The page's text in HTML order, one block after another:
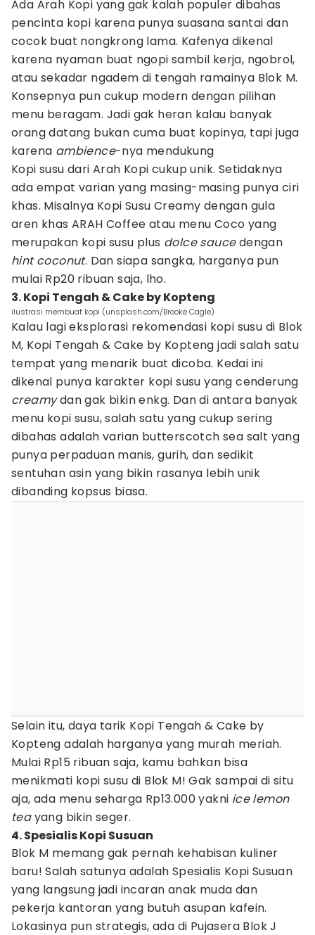
Ada Arah Kopi yang gak kalah populer dibahas
pencinta kopi karena punya suasana santai dan
cocok buat nongkrong lama. Kafenya dikenal
karena nyaman buat ngopi sambil kerja, ngobrol,
atau sekadar ngadem di tengah ramainya Blok M.
Konsepnya pun cukup modern dengan pilihan
menu beragam. Jadi gak heran kalau banyak
orang datang bukan cuma buat kopinya, tapi juga
karena ambience-nya mendukung
Kopi susu dari Arah Kopi cukup unik. Setidaknya
ada empat varian yang masing-masing punya ciri
khas. Misalnya Kopi Susu Creamy dengan gula
aren khas ARAH Coffee atau menu Coco yang
merupakan kopi susu plus dolce saucedengan
hint coconut. Dan siapa sangka, harganya pun
mulai Rp20 ribuan saja, lho.
3. Kopi Tengah & Cake by Kopteng
ilustrasi membuat kopi (unsplash.com/Brooke Cagle)
Kalau lagi eksplorasi rekomendasi kopi susu di Blok
M, Kopi Tengah & Cake by Kopteng jadi salah satu
tempat yang menarik buat dicoba. Kedai ini
dikenal punya karakter kopi susu yang cenderung
creamydan gak bikin enkg. Dan di antara banyak
menu kopi susu, salah satu yang cukup sering
dibahas adalah varian butterscotch sea salt yang
punya perpaduan manis, gurih, dan sedikit
sentuhan asin yang bikin rasanya lebih unik
dibanding kopsus biasa.
Selain itu, daya tarik Kopi Tengah & Cake by
Kopteng adalah harganya yang murah meriah.
Mulai Rp15 ribuan saja, kamu bahkan bisa
menikmati kopi susu di Blok M! Gak sampai di situ
aja, ada menu seharga Rp13.000 yakni ice lemon
teayang bikin seger.
4. Spesialis Kopi Susuan
Blok M memang gak pernah kehabisan kuliner
baru! Salah satunya adalah Spesialis Kopi Susuan
yang langsung jadi incaran anak muda dan
pekerja kantoran yang butuh asupan kafein.
Lokasinya pun strategis, ada di Pujasera Blok J